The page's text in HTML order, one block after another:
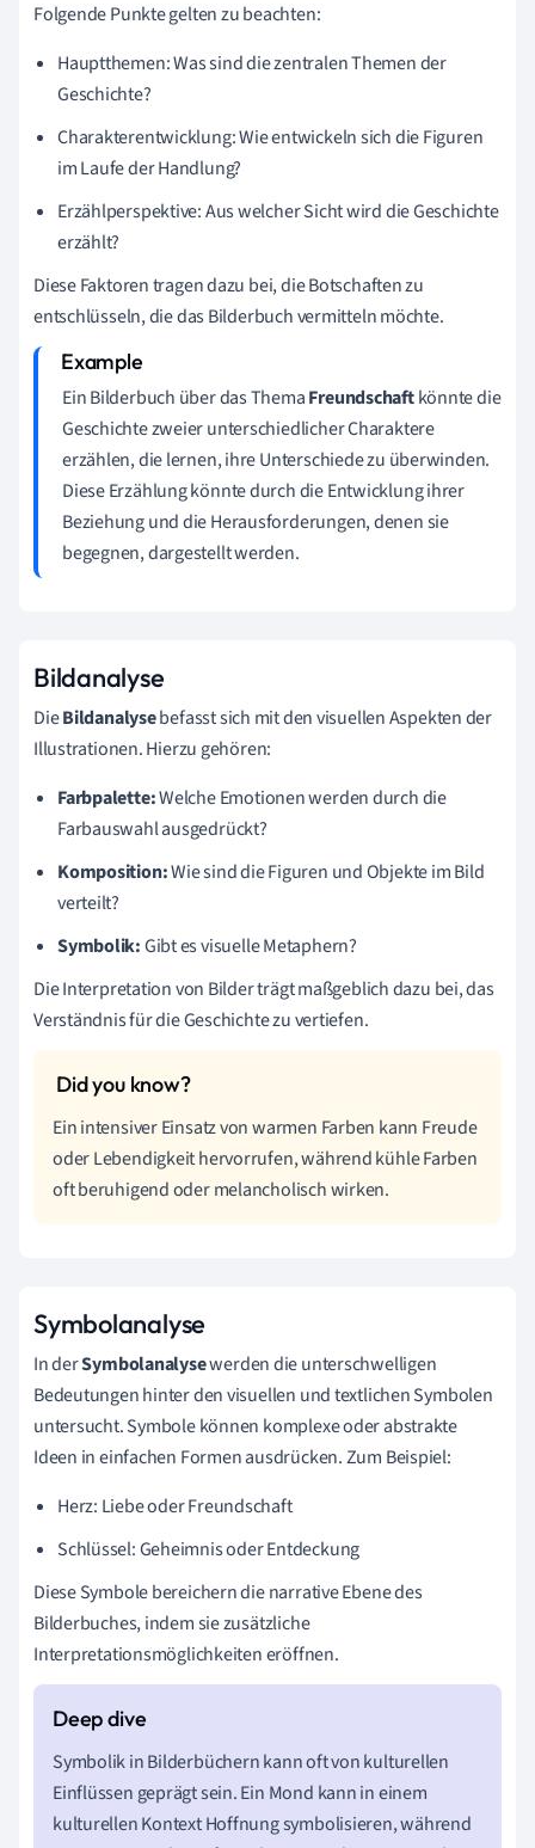
Folgende Punkte gelten zu beachten:
Hauptthemen: Was sind die zentralen Themen der
Geschichte?
Charakterentwicklung: Wie entwickeln sich die Figuren
im Laufe der Handlung?
Erzählperspektive: Aus welcher Sicht wird die Geschichte
erzählt?
Diese Faktoren tragen dazu bei, die Botschaften zu
entschlüsseln, die das Bilderbuch vermitteln möchte.
Ein Bilderbuch über das ThemaFreundschaftkönnte die
Geschichte zweier unterschiedlicher Charaktere
erzählen, die lernen, ihre Unterschiede zu überwinden.
Diese Erzählung könnte durch die Entwicklung ihrer
Beziehung und die Herausforderungen, denen sie
begegnen, dargestellt werden.
Bildanalyse
DieBildanalysebefasst sich mit den visuellen Aspekten der
Illustrationen. Hierzu gehören:
Farbpalette:Welche Emotionen werden durch die
Farbauswahl ausgedrückt?
Komposition:Wie sind die Figuren und Objekte im Bild
verteilt?
Symbolik:Gibt es visuelle Metaphern?
Die Interpretation von Bilder trägt maßgeblich dazu bei, das
Verständnis für die Geschichte zu vertiefen.
Ein intensiver Einsatz von warmen Farben kann Freude
oder Lebendigkeit hervorrufen, während kühle Farben
oft beruhigend oder melancholisch wirken.
Symbolanalyse
In derSymbolanalysewerden die unterschwelligen
Bedeutungen hinter den visuellen und textlichen Symbolen
untersucht. Symbole können komplexe oder abstrakte
Ideen in einfachen Formen ausdrücken. Zum Beispiel:
Herz: Liebe oder Freundschaft
Schlüssel: Geheimnis oder Entdeckung
Diese Symbole bereichern die narrative Ebene des
Bilderbuches, indem sie zusätzliche
Interpretationsmöglichkeiten eröffnen.
Symbolik in Bilderbüchern kann oft von kulturellen
Einflüssen geprägt sein. Ein Mond kann in einem
kulturellen Kontext Hoffnung symbolisieren, während